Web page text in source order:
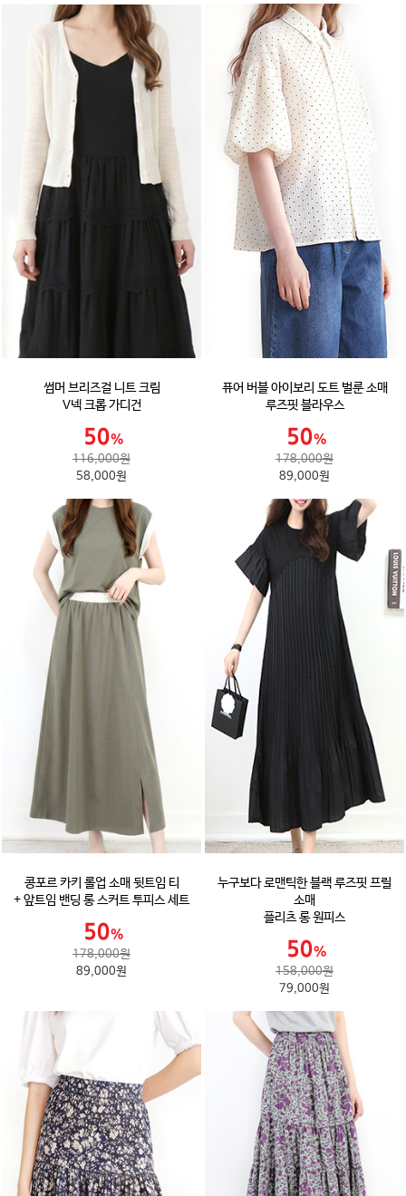
썸머 브리즈걸 니트 크림
V넥 크롭 가디건
116,000원
58,000원
퓨어 버블 아이보리 도트 벌룬 소매
루즈핏 블라우스
178,000원
89,000원
콩포르 카키 롤업 소매 뒷트임 티
+ 앞트임 밴딩 롱 스커트 투피스 세트
178,000원
89,000원
누구보다 로맨틱한 블랙 루즈핏 프릴
소매
플리츠 롱 원피스
158,000원
79,000원